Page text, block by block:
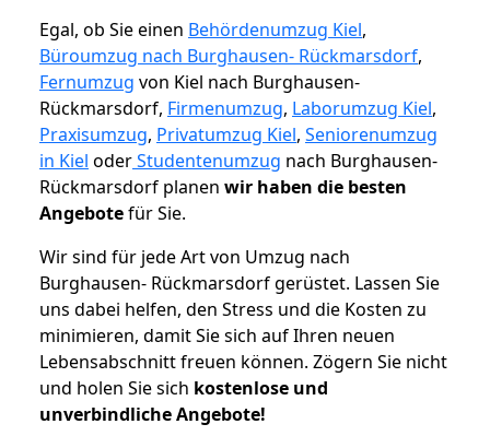
Egal, ob Sie einen Behördenumzug Kiel,
Büroumzug nach Burghausen- Rückmarsdorf,
Fernumzug von Kiel nach Burghausen-
Rückmarsdorf, Firmenumzug, Laborumzug Kiel,
Praxisumzug, Privatumzug Kiel, Seniorenumzug
in Kiel oderStudentenumzug nach Burghausen-
Rückmarsdorf planen wir haben die besten
Angebotefür Sie.
Wir sind für jede Art von Umzug nach
Burghausen- Rückmarsdorf gerüstet. Lassen Sie
uns dabei helfen, den Stress und die Kosten zu
minimieren, damit Sie sich auf Ihren neuen
Lebensabschnitt freuen können. Zögern Sie nicht
und holen Sie sich kostenlose und
unverbindliche Angebote!